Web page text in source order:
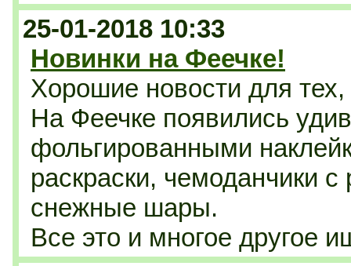
25-01-2018 10:33
Новинки на Феечке!
Хорошие новости для
На Феечке появились
фольгированными
раскраски, чемоданчики
снежные шары.
Все это и многое другое